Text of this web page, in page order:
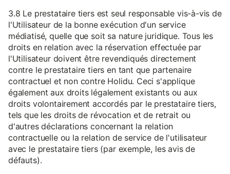
3.8 Le prestataire tiers est seul responsable vis-à-vis de
l'Utilisateur de la bonne exécution d'un service
médiatisé, quelle que soit sa nature juridique. Tous les
droits en relation avec la réservation effectuée par
l'Utilisateur doivent être revendiqués directement
contre le prestataire tiers en tant que partenaire
contractuel et non contre Holidu. Ceci s'applique
également aux droits légalement existants ou aux
droits volontairement accordés par le prestataire tiers,
tels que les droits de révocation et de retrait ou
d'autres déclarations concernant la relation
contractuelle ou la relation de service de l'utilisateur
avec le prestataire tiers (par exemple, les avis de
défauts).